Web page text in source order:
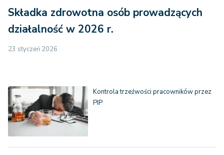
Składka zdrowotna osób prowadzących
działalność w 2026 r.
23 styczeń 2026
Kontrola trzeźwości pracowników przez
PIP